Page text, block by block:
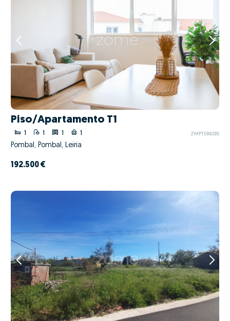
Piso/Apartamento T1
ZMPT588285
Pombal, Pombal, Leiria
192.500 €